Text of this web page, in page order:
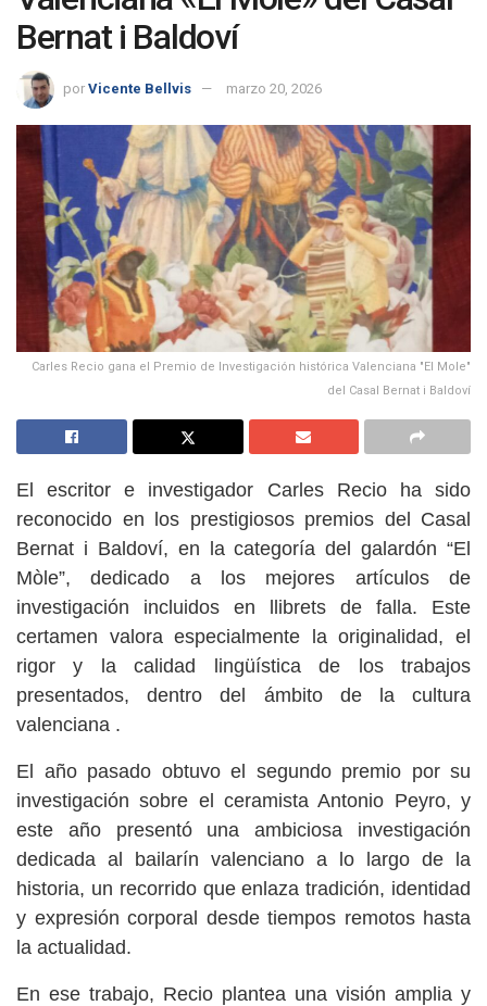
Bernat i Baldoví
por Vicente Bellvis marzo 20, 2026
Carles Recio gana el Premio de Investigación histórica Valenciana "El Mole"
del Casal Bernat i Baldoví
El escritor e investigador Carles Recio ha sido
reconocido en los prestigiosos premios del Casal
Bernat i Baldoví, en la categoría del galardón “El
Mòle”, dedicado a los mejores artículos de
investigación incluidos en llibrets de falla. Este
certamen valora especialmente la originalidad, el
rigor y la calidad lingüística de los trabajos
presentados, dentro del ámbito de la cultura
valenciana .
El año pasado obtuvo el segundo premio por su
investigación sobre el ceramista Antonio Peyro, y
este año presentó una ambiciosa investigación
dedicada al bailarín valenciano a lo largo de la
historia, un recorrido que enlaza tradición, identidad
y expresión corporal desde tiempos remotos hasta
la actualidad.
En ese trabajo, Recio plantea una visión amplia y